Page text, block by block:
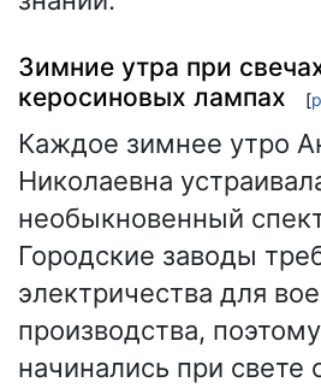
Зимние утра при
керосиновых лампах
[
Каждое зимнее утро
Николаевна
необыкновенный
Городские заводы
электричества для
производства,
начинались при свете